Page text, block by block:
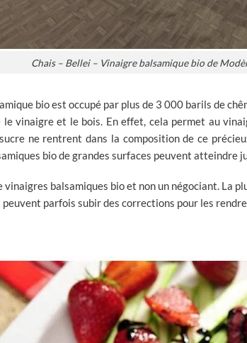
Chais – Bellei – Vinaigre balsamique bio de
bio est occupé par plus de 3 000 barils de
vinaigre et le bois. En effet, cela permet au
ne rentrent dans la composition de ce
bio de grandes surfaces peuvent atteindre
balsamiques bio et non un négociant. La
parfois subir des corrections pour les